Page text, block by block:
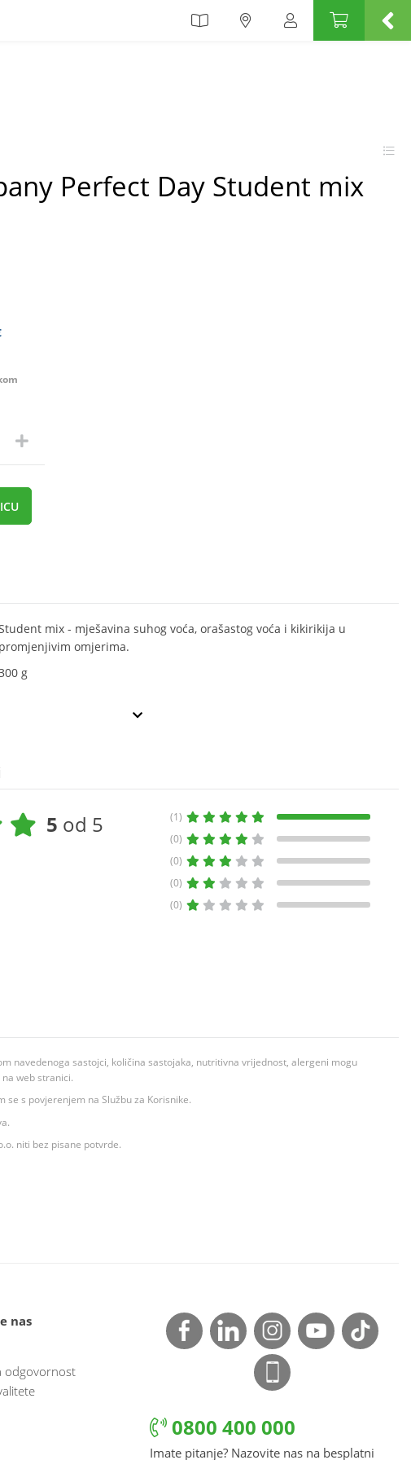
Perfect Day Student mix
mix - mješavina suhog voća, orašastog voća i kikirikija u
promjenjivim omjerima.
g
5 od 5
(1)
(0)
(0)
(0)
(0)
navedenoga sastojci, količina sastojaka, nutritivna vrijednost, alergeni mogu
web stranici.
s povjerenjem na Službu za Korisnike.
niti bez pisane potvrde.
nas
odgovornost
0800 400 000
Imate pitanje? Nazovite nas na besplatni